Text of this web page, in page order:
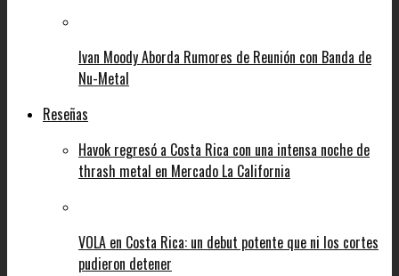
Ivan Moody Aborda Rumores de Reunión con Banda de
Nu-Metal
Reseñas
Havok regresó a Costa Rica con una intensa noche de
thrash metal en Mercado La California
VOLA en Costa Rica: un debut potente que ni los cortes
pudieron detener